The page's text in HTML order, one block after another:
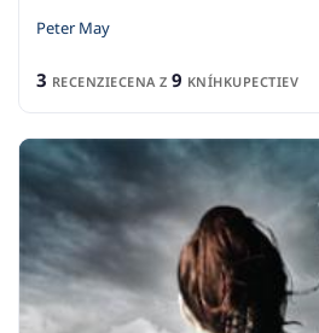
Peter May
3 RECENZIECENA Z 9 KNÍHKUPECTIEV